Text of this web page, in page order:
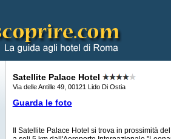
Satellite Palace Hotel
Via delle Antille 49, 00121 Lido Di Ostia
Guarda le foto
Il Satellite Palace Hotel si trova in prossimità